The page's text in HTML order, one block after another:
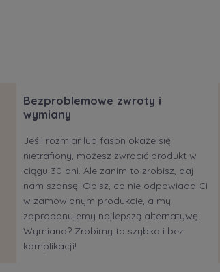
Bezproblemowe zwroty i
wymiany
Jeśli rozmiar lub fason okaże się
nietrafiony, możesz zwrócić produkt w
ciągu 30 dni. Ale zanim to zrobisz, daj
nam szansę! Opisz, co nie odpowiada Ci
w zamówionym produkcie, a my
zaproponujemy najlepszą alternatywę.
Wymiana? Zrobimy to szybko i bez
komplikacji!